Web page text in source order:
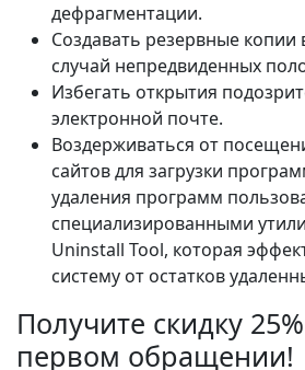
дефрагментации.
Создавать резервные
случай непредвиденных
Избегать открытия
электронной почте.
Воздерживаться от
сайтов для загрузки
удаления программ
специализированными
Uninstall Tool, которая
систему от остатков
Получите скидку
первом обращении!